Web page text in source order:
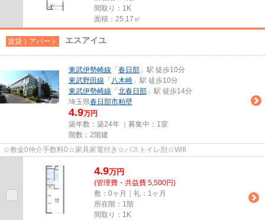
間取り：1K
面積：25.17㎡
賃貸｜アパート エスアイユ
東武伊勢崎線 「 春日部 」駅 徒歩10分
東武野田線 「 八木崎 」駅 徒歩10分
東武伊勢崎線 「 北春日部 」駅 徒歩14分
埼玉県春日部市粕壁
4.9万円
築年数：築24年 ｜募集中： 1室
階数：2階建
☆敷金0仲介手数料0☆家具家電付き☆バストイレ別☆Wifi
4.9万円
(管理費・共益費 5,500円)
敷：0ヶ月｜礼：1ヶ月
所在階：1階
間取り：1K